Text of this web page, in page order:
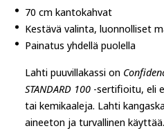
70 cm kantokahvat
Kestävä valinta, luonnolliset
Painatus yhdellä puolella
Lahti puuvillakassi on
STANDARD 100 -sertifioitu, eli
tai kemikaaleja. Lahti
aineeton ja turvallinen käyttää.